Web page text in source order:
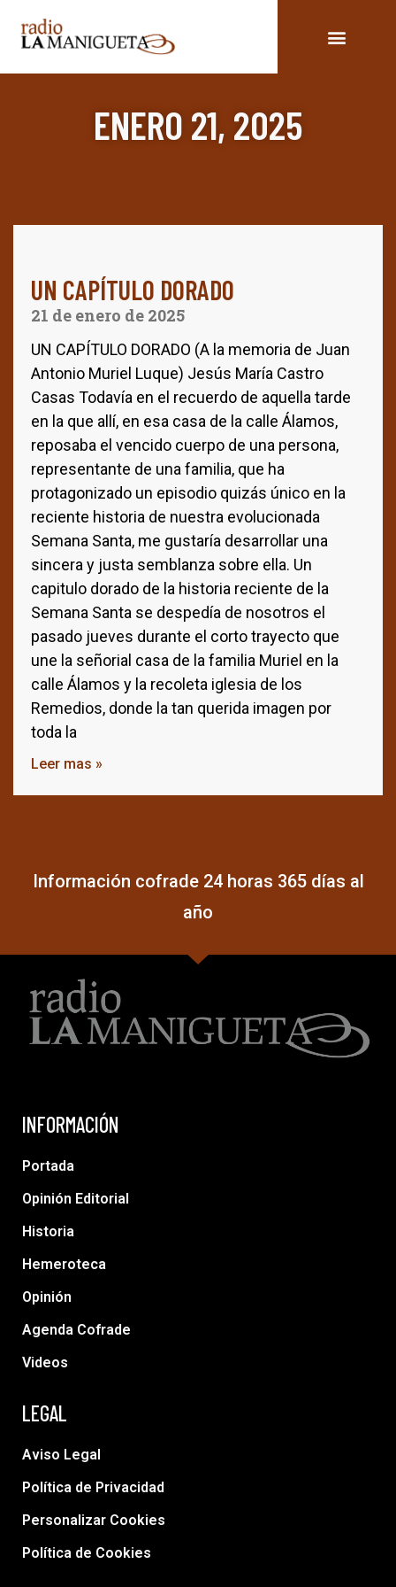
ENERO 21, 2025
UN CAPÍTULO DORADO
21 de enero de 2025
UN CAPÍTULO DORADO (A la memoria de Juan
Antonio Muriel Luque) Jesús María Castro
Casas Todavía en el recuerdo de aquella tarde
en la que allí, en esa casa de la calle Álamos,
reposaba el vencido cuerpo de una persona,
representante de una familia, que ha
protagonizado un episodio quizás único en la
reciente historia de nuestra evolucionada
Semana Santa, me gustaría desarrollar una
sincera y justa semblanza sobre ella. Un
capitulo dorado de la historia reciente de la
Semana Santa se despedía de nosotros el
pasado jueves durante el corto trayecto que
une la señorial casa de la familia Muriel en la
calle Álamos y la recoleta iglesia de los
Remedios, donde la tan querida imagen por
toda la
Leer mas »
Información cofrade 24 horas 365 días al
año
INFORMACIÓN
Portada
Opinión Editorial
Historia
Hemeroteca
Opinión
Agenda Cofrade
Videos
LEGAL
Aviso Legal
Política de Privacidad
Personalizar Cookies
Política de Cookies